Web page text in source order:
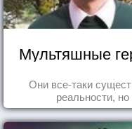
Мультяшные
Они все-таки
реальности,